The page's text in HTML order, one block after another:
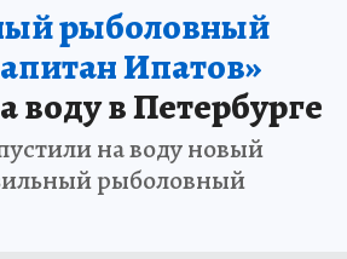
рыболовный
Ипатов»
воду в Петербурге
на воду новый
рыболовный